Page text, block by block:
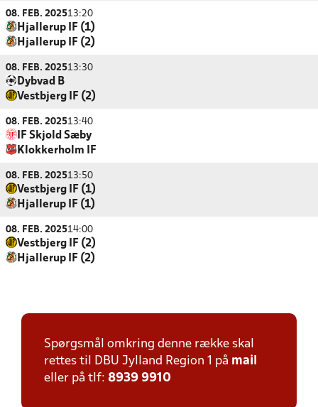
08. FEB. 202513:20
Hjallerup IF (1)
Hjallerup IF (2)
08. FEB. 202513:30
Dybvad B
Vestbjerg IF (2)
08. FEB. 202513:40
IF Skjold Sæby
Klokkerholm IF
08. FEB. 202513:50
Vestbjerg IF (1)
Hjallerup IF (1)
08. FEB. 202514:00
Vestbjerg IF (2)
Hjallerup IF (2)
Spørgsmål omkring denne række skal
rettes til DBU Jylland Region 1 på mail
eller på tlf: 8939 9910